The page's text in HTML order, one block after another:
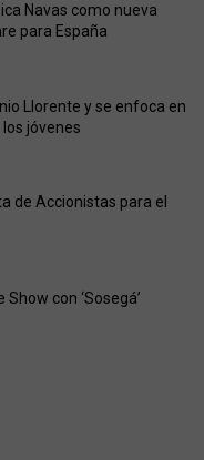
Navas como nueva
para España
Llorente y se enfoca en
jóvenes
de Accionistas para el
Show con ‘Sosegá’